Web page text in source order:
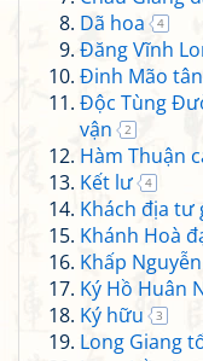
Dã hoa 4
Đăng Vĩnh
Đinh Mão
Độc Tùng
vận
2
Hàm Thuận
Kết lư 4
Khách địa tư
Khánh Hoà
Khấp
Ký Hồ Huân
Ký hữu 3
Long Giang